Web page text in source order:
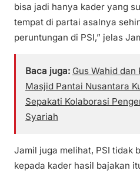
bisa jadi hanya kader yang
tempat di partai asalnya
peruntungan di PSI,” jelas
Baca juga: Gus Wahid dan
Masjid Pantai Nusantara
Sepakati Kolaborasi
Syariah
Jamil juga melihat, PSI tidak
kepada kader hasil bajakan